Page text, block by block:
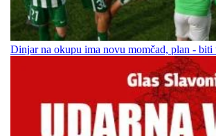
Dinjar na okupu ima novu momčad, plan - biti